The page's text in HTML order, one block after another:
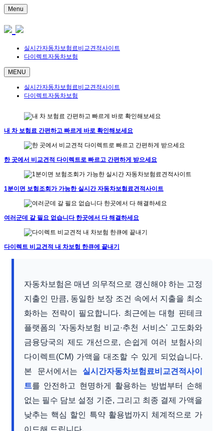
Menu
실시간자동차보험료비교견적사이트
다이렉트자동차보험
MENU
실시간자동차보험료비교견적사이트
다이렉트자동차보험
내 차 보험료 간편하고 빠르게 바로 확인해보세요
한 곳에서 비교견적 다이렉트로 빠르고 간편하게 받으세요
1분이면 보험조회가 가능한 실시간 자동차보험료견적사이트
여러군데 갈 필요 없습니다 한곳에서 다 해결하세요
다이렉트 비교견적 내 차보험 한큐에 끝내기
자동차보험은 매년 의무적으로 갱신해야 하는 고정
지출인 만큼, 동일한 보장 조건 속에서 지출을 최소
화하는 전략이 필요합니다. 최근에는 대형 핀테크
플랫폼의 '자동차보험 비교·추천 서비스' 고도화와
금융당국의 제도 개선으로, 손쉽게 여러 보험사의
다이렉트(CM) 가액을 대조할 수 있게 되었습니다.
본 문서에서는 실시간자동차보험료비교견적사이
트를 안전하고 현명하게 활용하는 방법부터 손해
없는 필수 담보 설정 기준, 그리고 최종 결제 가액을
낮추는 핵심 할인 특약 활용법까지 체계적으로 가